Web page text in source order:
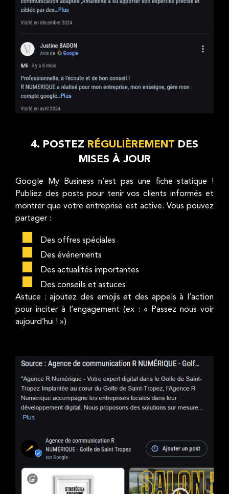
4. POSTEZ RÉGULIÈREMENT DES
MISES À JOUR
Google My Business n’est pas une fiche statique !
Publiez des posts pour tenir vos clients informés et
montrer que votre entreprise est active. Vous pouvez
partager :
Des offres spéciales
Des événements
Des actualités importantes
Des conseils et astuces
Astuce : ajoutez des emojis et des appels à l’action
pour inciter à l’engagement (ex : « Passez nous voir
aujourd’hui ! »)